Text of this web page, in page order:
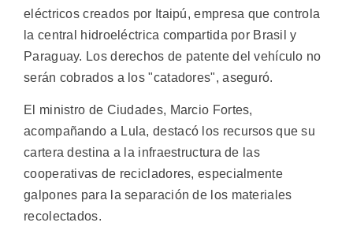
eléctricos creados por Itaipú, empresa que controla
la central hidroeléctrica compartida por Brasil y
Paraguay. Los derechos de patente del vehículo no
serán cobrados a los "catadores", aseguró.
El ministro de Ciudades, Marcio Fortes,
acompañando a Lula, destacó los recursos que su
cartera destina a la infraestructura de las
cooperativas de recicladores, especialmente
galpones para la separación de los materiales
recolectados.